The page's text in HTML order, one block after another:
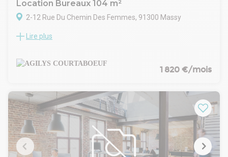
Location Bureaux 104 m²
2-12 Rue Du Chemin Des Femmes, 91300 Massy
Massy Atlantis - L'ODYSSEE (T)
location des bureaux dans le programme "L'ODYSSÉE"
ensemble immobilier de six bâtiments en R+4 de très bon
Redevance RIE : 15 € HT/HC/M²/AN
Parking sous-sol : 1000,00 € HT/HC/U/an
Honoraires de gestion : 3.35 % du montant des loyers HT / HC
facturés
Prime d'assurance prévisionnel 2024 : 0.60 €/m²/an
Adhésion au groupement services : 24 € / m2 SUBL/ an hors
Lire plus
1 820 €/mois